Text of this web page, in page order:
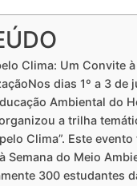
Clima: Um Convite à
dias 1º a 3 de
Ambiental do
a trilha
Clima”. Este
Semana do Meio
300 estudantes